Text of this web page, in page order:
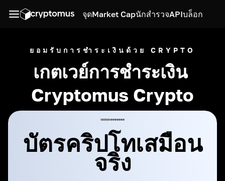
จุดMarket CapนักสำรวจAPIบล็อก
ยอมรับการชำระเงินด้วย CRYPTO
เกตเวย์การชำระเงิน
Cryptomus Crypto
บัตรคริปโทเสมือน
จริง